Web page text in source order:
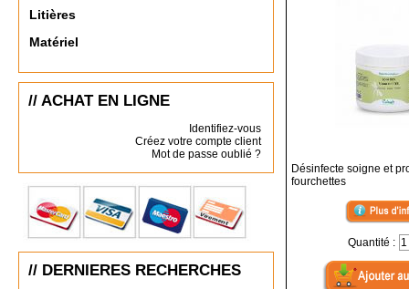
Litières
Matériel
// ACHAT EN LIGNE
Identifiez-vous
Créez votre compte client
Mot de passe oublié ?
// DERNIERES RECHERCHES
Désinfecte soigne et
fourchettes
Quantité :